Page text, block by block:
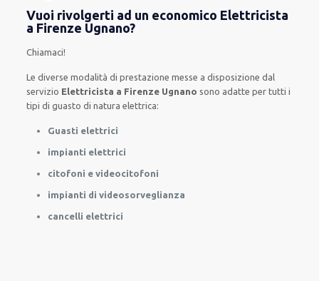
Vuoi rivolgerti ad un economico Elettricista
a Firenze Ugnano?
Chiamaci!
Lediverse modalità diprestazione messe a disposizione dal
servizio Elettricista a Firenze Ugnano sono adatte pertutti i
tipi di guasto di natura elettrica:
Guasti elettrici
impianti elettrici
citofoni e videocitofoni
impianti di videosorveglianza
cancelli elettrici